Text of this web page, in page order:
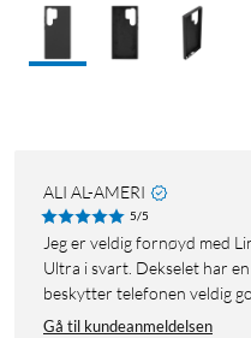
ALI AL-AMERI
5/5
Jeg er veldig fornøyd med Linocell Rubber Case for Galaxy S24
Ultra i svart. Dekselet har
beskytter telefonen veldig
Gå til kundeanmeldelsen